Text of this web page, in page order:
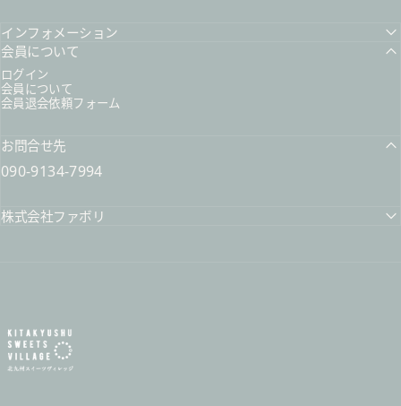
インフォメーション
会員について
ログイン
会員について
会員退会依頼フォーム
お問合せ先
090-9134-7994
株式会社ファボリ